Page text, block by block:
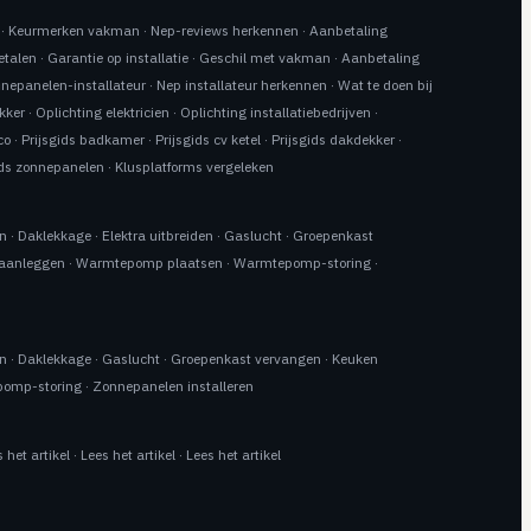
· Keurmerken vakman · Nep-reviews herkennen ·Aanbetaling
· Garantie op installatie · Geschil met vakman ·Aanbetaling
installateur · Nep installateur herkennen ·Wat te doen bij
· Oplichting elektricien · Oplichting installatiebedrijven ·
· Prijsgids badkamer · Prijsgids cv ketel · Prijsgids dakdekker ·
zonnepanelen · Klusplatforms vergeleken
· Daklekkage · Elektra uitbreiden · Gaslucht · Groepenkast
·Warmtepomp plaatsen ·Warmtepomp-storing ·
· Daklekkage · Gaslucht · Groepenkast vervangen · Keuken
storing · Zonnepanelen installeren
het artikel · Lees het artikel · Lees het artikel